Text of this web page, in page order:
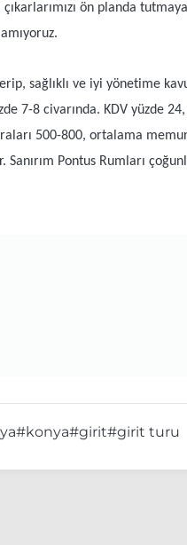
ön planda
sağlıklı ve iyi yönetime
7-8 civarında. KDV yüzde
500-800, ortalama
Pontus Rumları
#konya#girit#girit turu